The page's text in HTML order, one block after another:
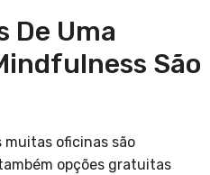
De Uma
São
muitas oficinas são
opções gratuitas